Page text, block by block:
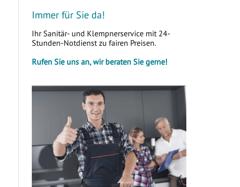
Immer für Sie da!
Ihr Sanitär- und Klempnerservice mit 24-
Stunden-Notdienst zu fairen Preisen.
Rufen Sie uns an, wir beraten Sie gerne!